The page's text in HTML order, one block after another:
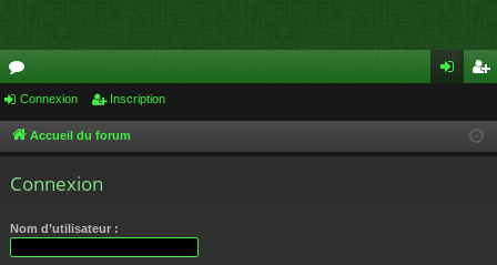
or
u cri
Connexion Inscription
Accueil du forum
Connexion
Nom d’utilisateur :